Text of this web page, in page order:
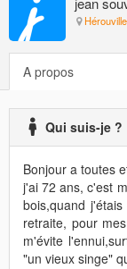
A propos
Qui suis-je ?
Bonjour a toutes
j'ai 72 ans, c'est
bois,quand
retraite, pour
m'évite
"un vieux singe"